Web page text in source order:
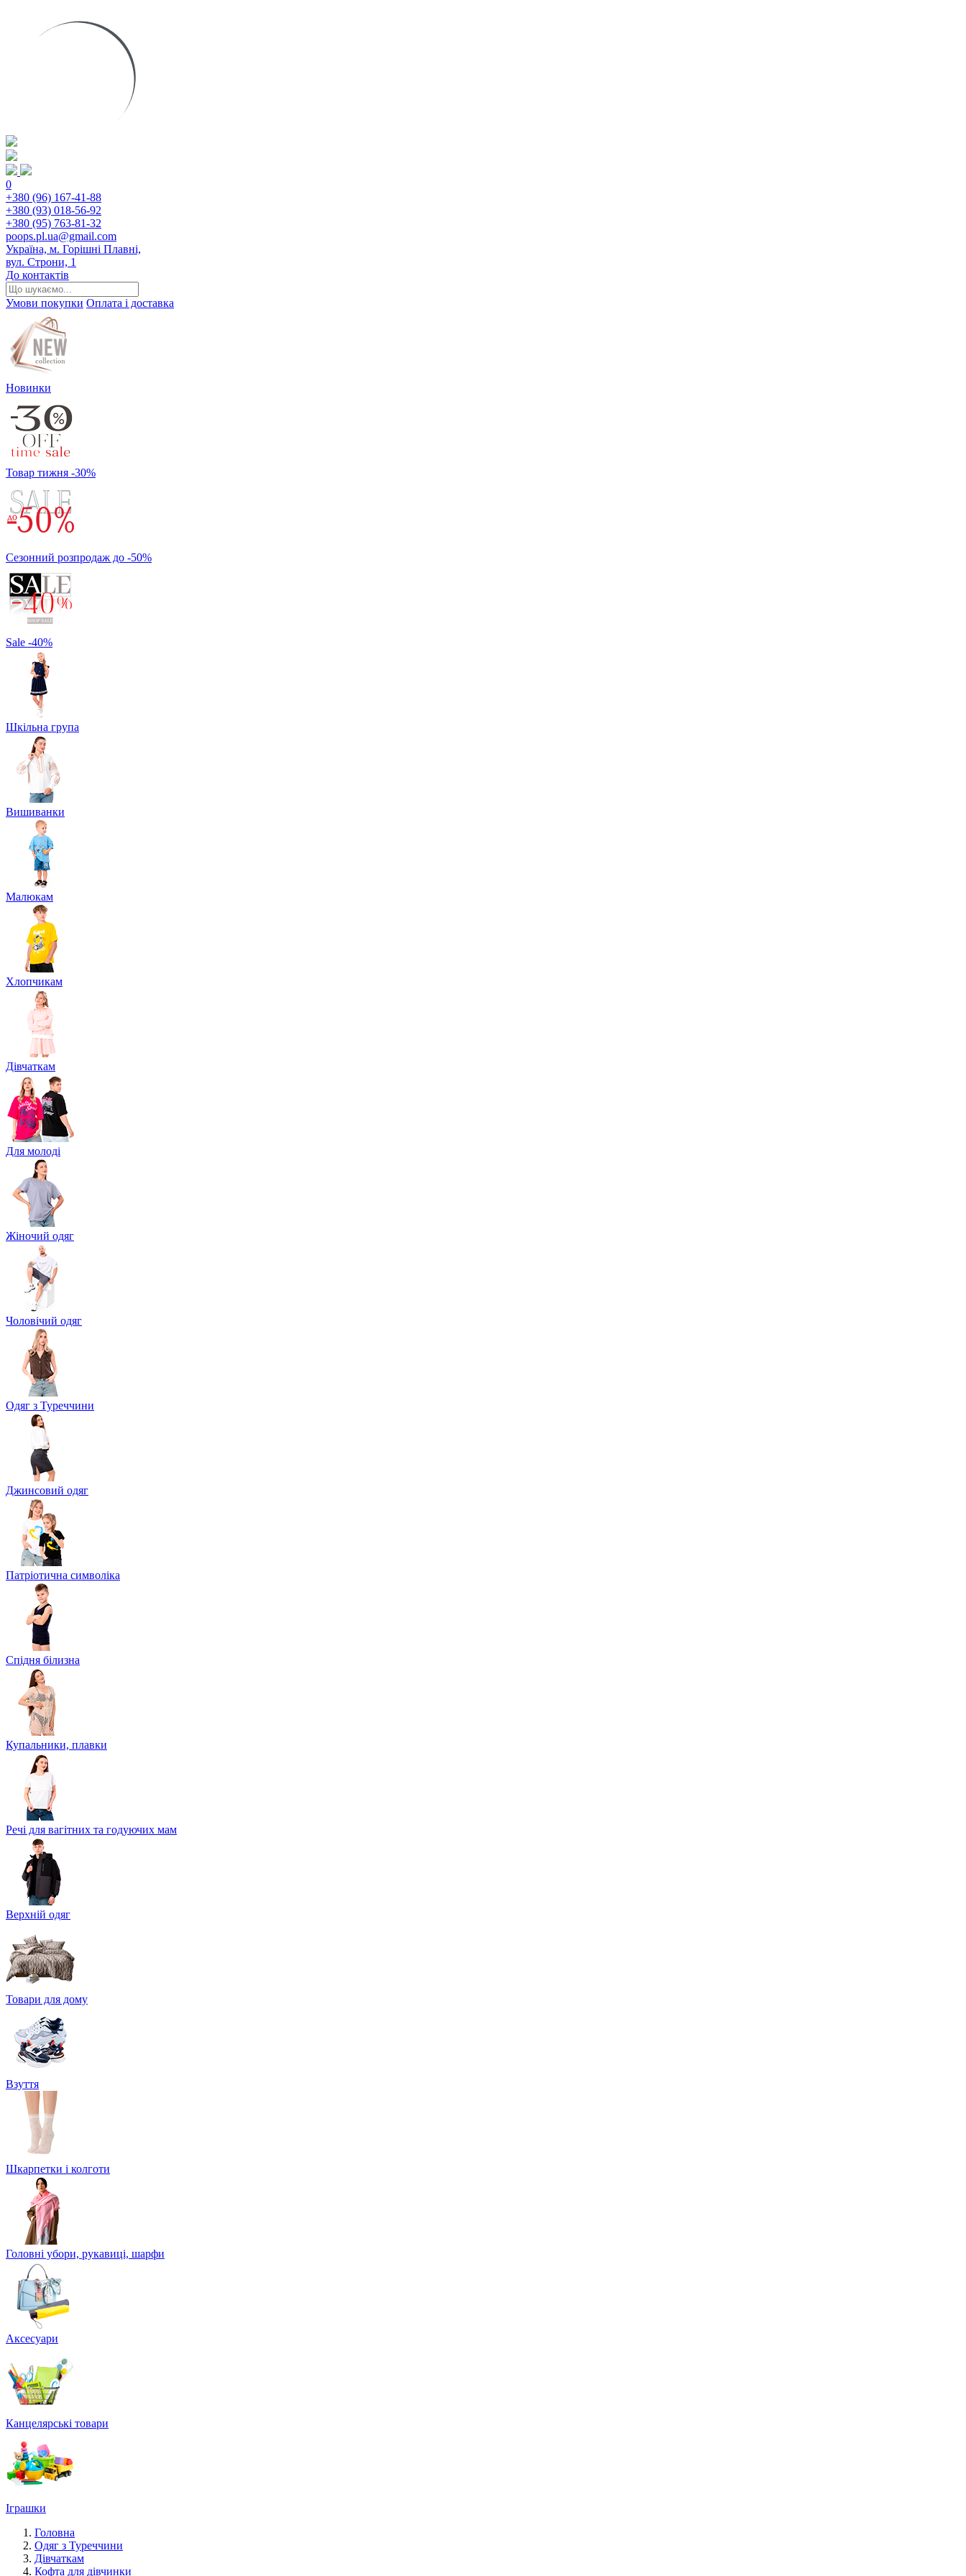
0
+380 (96) 167-41-88
+380 (93) 018-56-92
+380 (95) 763-81-32
poops.pl.ua@gmail.com
Україна, м. Горішні Плавні,
вул. Строни, 1
До контактів
Умови покупки Оплата і доставка
Новинки
Товар тижня -30%
Сезонний розпродаж до -50%
Sale -40%
Шкільна група
Вишиванки
Малюкам
Хлопчикам
Дівчаткам
Для молоді
Жіночий одяг
Чоловічий одяг
Одяг з Туреччини
Джинсовий одяг
Патріотична символіка
Спідня білизна
Купальники, плавки
Речі для вагітних та годуючих мам
Верхній одяг
Товари для дому
Взуття
Шкарпетки і колготи
Головні убори, рукавиці, шарфи
Аксесуари
Канцелярські товари
Іграшки
Головна
Одяг з Туреччини
Дівчаткам
Кофта для дівчинки